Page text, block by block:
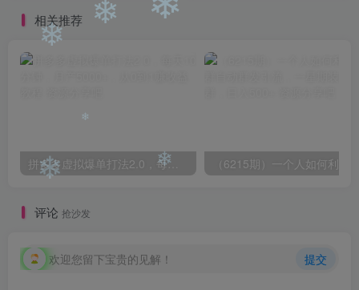
相关推荐
拼多多虚拟爆单打法2.0，每天10分钟，月产5000+，从0到1赚收益教程
评论 抢沙发
欢迎您留下宝贵的见解！ 提交
❄ ❄ ❄